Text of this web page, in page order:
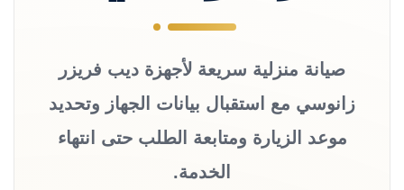
صيانة منزلية سريعة لأجهزة ديب فريزر
زانوسي مع استقبال بيانات الجهاز وتحديد
موعد الزيارة ومتابعة الطلب حتى انتهاء
الخدمة.